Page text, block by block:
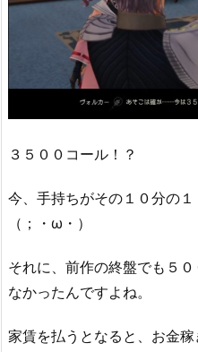
３５００コール！？
今、手持ちがその１０分の
（；・ω・）
それに、前作の終盤でも５
なかったんですよね。
家賃を払うとなると、お金